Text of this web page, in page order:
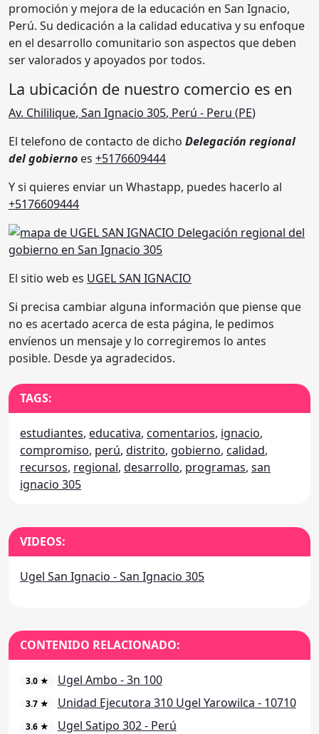
promoción y mejora de la educación en San Ignacio,
Perú. Su dedicación a la calidad educativa y su enfoque
en el desarrollo comunitario son aspectos que deben
ser valorados y apoyados por todos.
La ubicación de nuestro comercio es en
Av. Chililique, San Ignacio 305, Perú - Peru (PE)
El telefono de contacto de dicho Delegación regional
del gobierno es +5176609444
Y si quieres enviar un Whastapp, puedes hacerlo al
+5176609444
El sitio web es UGEL SAN IGNACIO
Si precisa cambiar alguna información que piense que
no es acertado acerca de esta página, le pedimos
envíenos un mensaje y lo corregiremos lo antes
posible. Desde ya agradecidos.
TAGS:
estudiantes, educativa, comentarios, ignacio,
compromiso, perú, distrito, gobierno, calidad,
recursos, regional, desarrollo, programas, san
ignacio 305
VIDEOS:
Ugel San Ignacio - San Ignacio 305
CONTENIDO RELACIONADO:
3.0 ★ Ugel Ambo - 3n 100
3.7 ★ Unidad Ejecutora 310 Ugel Yarowilca - 10710
3.6 ★ Ugel Satipo 302 - Perú